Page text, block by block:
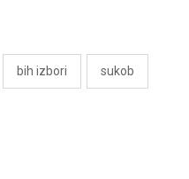
bih izbori sukob